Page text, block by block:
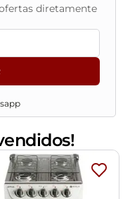
diretamente